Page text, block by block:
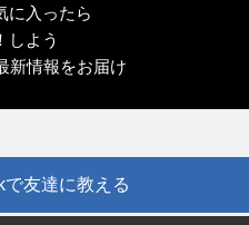
に入ったら
しよう
新情報をお届け
で友達に教える